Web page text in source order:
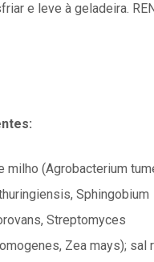
e leve à geladeira.
milho (Agrobacterium
Sphingobium
Streptomyces
Zea mays); sal